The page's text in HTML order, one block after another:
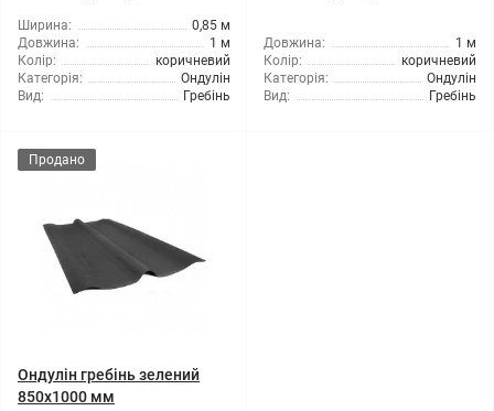
Ширина:
0,85 м
Довжина:
1 м
Колір:
коричневий
Категорія:
Ондулін
Вид:
Гребінь
Довжина:
1 м
Колір:
коричневий
Категорія:
Ондулін
Вид:
Гребінь
Продано
Ондулін гребінь зелений
850x1000 мм